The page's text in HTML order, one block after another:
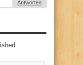
Antworten